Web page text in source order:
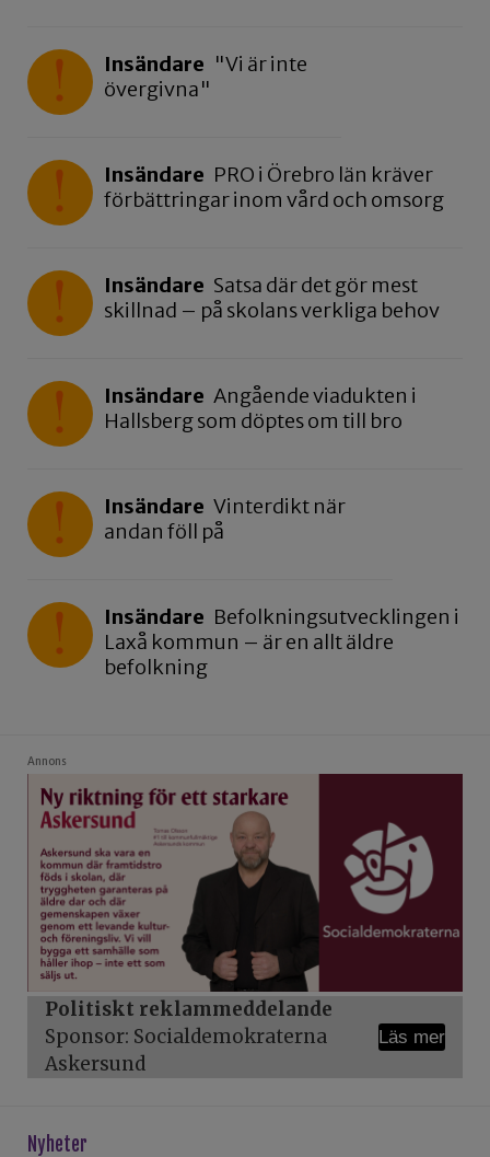
Insändare "Vi är inte
övergivna"
Insändare PRO i Örebro län kräver
förbättringar inom vård och omsorg
Insändare Satsa där det gör mest
skillnad – på skolans verkliga behov
Insändare Angående viadukten i
Hallsberg som döptes om till bro
Insändare Vinterdikt när
andan föll på
Insändare Befolkningsutvecklingen i
Laxå kommun – är en allt äldre
befolkning
Annons
Politiskt reklammeddelande
Sponsor: Socialdemokraterna
Askersund
Läs mer
Nyheter